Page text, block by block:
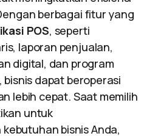
berbagai fitur yang
POS, seperti
laporan penjualan,
digital, dan program
dapat beroperasi
lebih cepat. Saat memilih
untuk
bisnis Anda,